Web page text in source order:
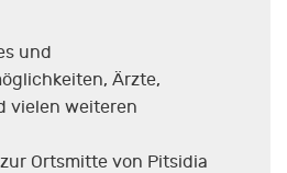
und
Ärzte,
vielen weiteren
Ortsmitte von Pitsidia